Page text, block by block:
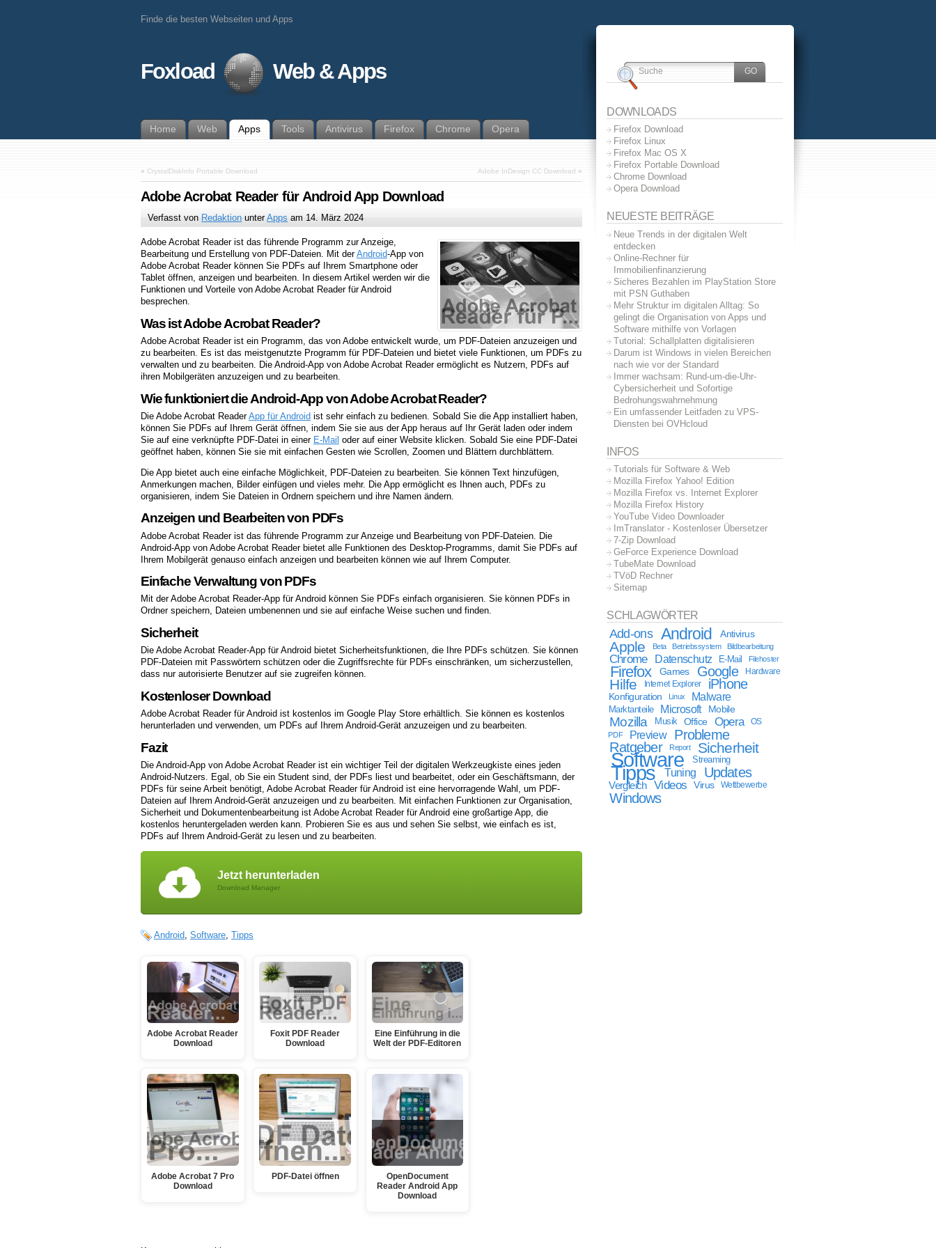
Finde die besten Webseiten und Apps
Foxload Web & Apps
Home Web Apps Tools Antivirus Firefox Chrome Opera
« CrystalDiskInfo Portable Download Adobe InDesign CC Download »
Adobe Acrobat Reader für Android App Download
Verfasst von Redaktion unterApps am 14. März 2024
Adobe Acrobat Reader ist das führende Programm zur Anzeige,
Bearbeitung und Erstellung von PDF-Dateien. Mit derAndroid-App von
Adobe Acrobat Reader können Sie PDFs auf Ihrem Smartphone oder
Tablet öffnen, anzeigen und bearbeiten. In diesem Artikel werden wir die
Funktionen und Vorteile von Adobe Acrobat Reader für Android
besprechen.
Was ist Adobe Acrobat Reader?
Adobe Acrobat Reader ist ein Programm, das von Adobe entwickelt wurde, um PDF-Dateien anzuzeigen und
zu bearbeiten. Es ist das meistgenutzte Programm für PDF-Dateien und bietet viele Funktionen, um PDFs zu
verwalten und zu bearbeiten. Die Android-App von Adobe Acrobat Reader ermöglicht es Nutzern, PDFs auf
ihren Mobilgeräten anzuzeigen und zu bearbeiten.
Wie funktioniert die Android-App von Adobe Acrobat Reader?
Die Adobe Acrobat ReaderApp für Android ist sehr einfach zu bedienen. Sobald Sie die App installiert haben,
können Sie PDFs auf Ihrem Gerät öffnen, indem Sie sie aus der App heraus auf Ihr Gerät laden oder indem
Sie auf eine verknüpfte PDF-Datei in einer E-Mail oder auf einer Website klicken. Sobald Sie eine PDF-Datei
geöffnet haben, können Sie sie mit einfachen Gesten wie Scrollen, Zoomen und Blättern durchblättern.
Die App bietet auch eine einfache Möglichkeit, PDF-Dateien zu bearbeiten. Sie können Text hinzufügen,
Anmerkungen machen, Bilder einfügen und vieles mehr. Die App ermöglicht es Ihnen auch, PDFs zu
organisieren, indem Sie Dateien in Ordnern speichern und ihre Namen ändern.
Anzeigen und Bearbeiten von PDFs
Adobe Acrobat Reader ist das führende Programm zur Anzeige und Bearbeitung von PDF-Dateien. Die
Android-App von Adobe Acrobat Reader bietet alle Funktionen des Desktop-Programms, damit Sie PDFs auf
Ihrem Mobilgerät genauso einfach anzeigen und bearbeiten können wie auf Ihrem Computer.
Einfache Verwaltung von PDFs
Mit der Adobe Acrobat Reader-App für Android können Sie PDFs einfach organisieren. Sie können PDFs in
Ordner speichern, Dateien umbenennen und sie auf einfache Weise suchen und finden.
Sicherheit
Die Adobe Acrobat Reader-App für Android bietet Sicherheitsfunktionen, die Ihre PDFs schützen. Sie können
PDF-Dateien mit Passwörtern schützen oder die Zugriffsrechte für PDFs einschränken, um sicherzustellen,
dass nur autorisierte Benutzer auf sie zugreifen können.
Kostenloser Download
Adobe Acrobat Reader für Android ist kostenlos im Google Play Store erhältlich. Sie können es kostenlos
herunterladen und verwenden, um PDFs auf Ihrem Android-Gerät anzuzeigen und zu bearbeiten.
Fazit
Die Android-App von Adobe Acrobat Reader ist ein wichtiger Teil der digitalen Werkzeugkiste eines jeden
Android-Nutzers. Egal, ob Sie ein Student sind, der PDFs liest und bearbeitet, oder ein Geschäftsmann, der
PDFs für seine Arbeit benötigt, Adobe Acrobat Reader für Android ist eine hervorragende Wahl, um PDF-
Dateien auf Ihrem Android-Gerät anzuzeigen und zu bearbeiten. Mit einfachen Funktionen zur Organisation,
Sicherheit und Dokumentenbearbeitung ist Adobe Acrobat Reader für Android eine großartige App, die
kostenlos heruntergeladen werden kann. Probieren Sie es aus und sehen Sie selbst, wie einfach es ist,
PDFs auf Ihrem Android-Gerät zu lesen und zu bearbeiten.
Jetzt herunterladen
Download Manager
Android Software Tipps
Adobe Acrobat Reader
Download
Adobe Acrobat 7 Pro
Download
Foxit PDF Reader
Download
PDF-Datei öffnen
Eine Einführung in die
Welt der PDF-Editoren
OpenDocument
Reader Android App
Download
DOWNLOADS
Firefox Download
Firefox Linux
Firefox Mac OS X
Firefox Portable Download
Chrome Download
Opera Download
NEUESTE BEITRÄGE
Neue Trends in der digitalen Welt
entdecken
Online-Rechner für
Immobilienfinanzierung
Sicheres Bezahlen im PlayStation Store
mit PSN Guthaben
Mehr Struktur im digitalen Alltag: So
gelingt die Organisation von Apps und
Software mithilfe von Vorlagen
Tutorial: Schallplatten digitalisieren
Darum ist Windows in vielen Bereichen
nach wie vor der Standard
Immer wachsam: Rund-um-die-Uhr-
Cybersicherheit und Sofortige
Bedrohungswahrnehmung
Ein umfassender Leitfaden zu VPS-
Diensten bei OVHcloud
INFOS
Tutorials für Software & Web
Mozilla Firefox Yahoo! Edition
Mozilla Firefox vs. Internet Explorer
Mozilla Firefox History
YouTube Video Downloader
ImTranslator - Kostenloser Übersetzer
7-Zip Download
GeForce Experience Download
TubeMate Download
TVöD Rechner
Sitemap
SCHLAGWÖRTER
Add-ons Android Antivirus
Apple Beta Betriebssystem Bildbearbeitung
Chrome Datenschutz E-Mail Filehoster
Firefox Games Google Hardware
Hilfe Internet Explorer iPhone
Konfiguration Linux Malware
Marktanteile Microsoft Mobile
Mozilla Musik Office Opera
OS
PDF
Preview
Probleme
Ratgeber
Report Sicherheit
Software Streaming
Tipps Tuning Updates
Vergleich Videos Virus Wettbewerbe
Windows